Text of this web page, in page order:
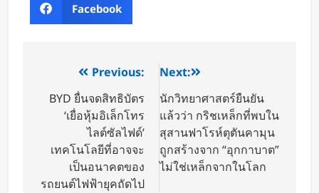
Facebook
Previous:
BYD ยื่นจดสิทธิบัตร
‘เยื่อหุ้มอิเล็กโทร
ไลต์ซัลไฟด์’
เทคโนโลยีที่อาจจะ
เป็นอนาคตของ
รถยนต์ไฟฟ้ายุคถัดไป
Next:
นักวิทยาศาสตร์ยืนยัน
แล้วว่า กริชเหล็กที่พบใน
สุสานฟาโรห์ตุตันคามุน
ถูกสร้างจาก “อุกกาบาต”
ไม่ใช่เหล็กจากในโลก